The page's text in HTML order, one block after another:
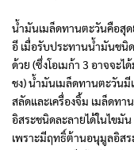
น้ำมันเมล็ดทานตะวันคือสุด
อี เมื่อรับประทานน้ำมันชนิ
ด้วย (ซึ่งโอเมก้า 3 อาจจะ
ชง) น้ำมันเมล็ดทานตะวันมี
สลัดและเครื่องจิ้ม เมล็ดท
อิสระชนิดละลายได้ในไขมั
เพราะมีฤทธิ์ต้านอนุมูลอิสร